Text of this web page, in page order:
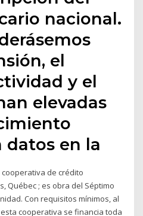
nacional.
el
y el
elevadas
datos en la
cooperativa de crédito
Québec ; es obra del Séptimo
Con requisitos mínimos, al
cooperativa se financia toda